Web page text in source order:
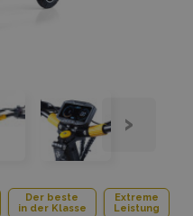
›
Der beste
in der Klasse
Extreme
Leistung